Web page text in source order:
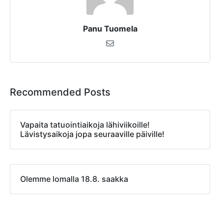
Panu Tuomela
Recommended Posts
Vapaita tatuointiaikoja lähiviikoille!
Lävistysaikoja jopa seuraaville päiville!
Olemme lomalla 18.8. saakka